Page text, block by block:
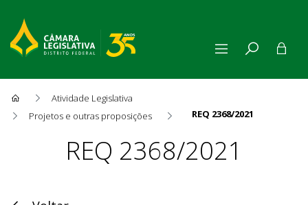
Atividade Legislativa
Projetos e outras proposições
REQ 2368/2021
ProposiçãoREQ 2368/2021